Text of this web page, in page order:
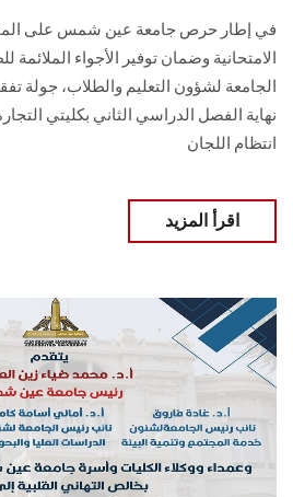
في إطار حرص جامعة عين شمس على
الامتحانية وضمان توفير الأجواء
الجامعة لشؤون التعليم والطلاب، جولة
نهاية الفصل الدراسي الثاني بكليتي
انتظام اللجان
اقرأ المزيد